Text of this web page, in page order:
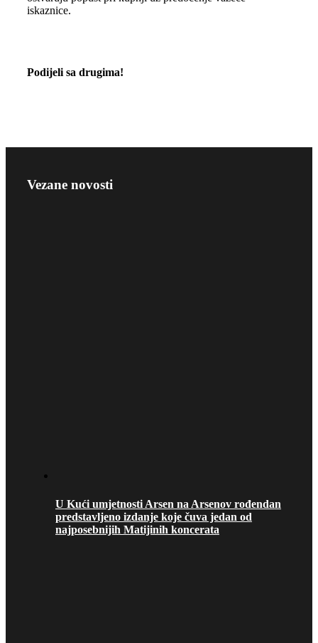
iskaznice.
Podijeli sa drugima!
Vezane novosti
U Kući umjetnosti Arsen na Arsenov rođendan
predstavljeno izdanje koje čuva jedan od
najposebnijih Matijinih koncerata